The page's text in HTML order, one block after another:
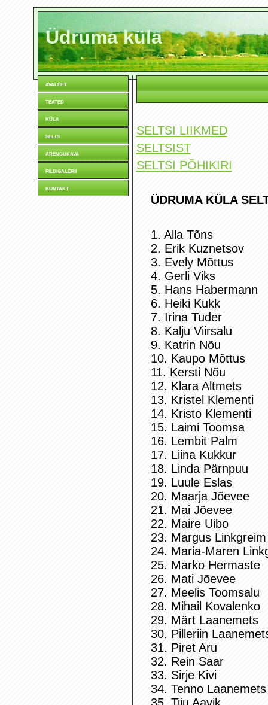
Üdruma küla
avaleht
teated
küla
selts
arengukava
pildigalerii
kontakt
SELTSI LIIKMED
SELTSIST
SELTSI PÕHIKIRI
ÜDRUMA KÜLA
1. Alla Tõns
2. Erik Kuznetsov
3. Evely Mõttus
4. Gerli Viks
5. Hans Habermann
6. Heiki Kukk
7. Irina Tuder
8. Kalju Viirsalu
9. Katrin Nõu
10. Kaupo Mõttus
11. Kersti Nõu
12. Klara Altmets
13. Kristel Klementi
14. Kristo Klementi
15. Laimi Toomsa
16. Lembit Palm
17. Liina Kukkur
18. Linda Pärnpuu
19. Luule Eslas
20. Maarja Jõevee
21. Mai Jõevee
22. Maire Uibo
23. Margus Linkgreim
24. Maria-Maren
25. Marko Hermaste
26. Mati Jõevee
27. Meelis Toomsalu
28. Mihail Kovalenko
29. Märt Laanemets
30. Pilleriin
31. Piret Aru
32. Rein Saar
33. Sirje Kivi
34. Tenno Laanemets